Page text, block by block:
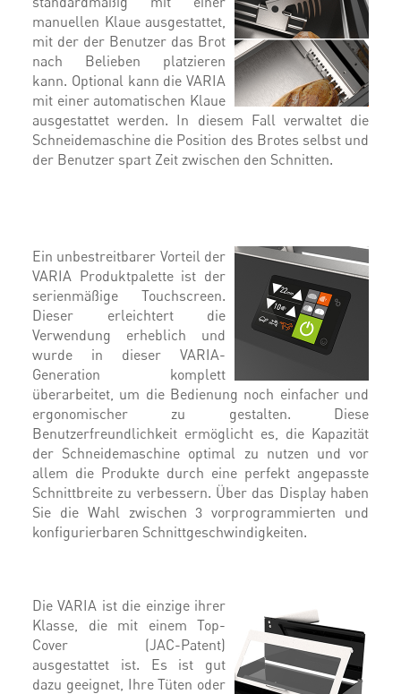
manuellen Klaue ausgestattet,
mit der der Benutzer das Brot
nach Belieben platzieren
kann. Optional kann die VARIA
mit einer automatischen Klaue
ausgestattet werden. In diesem Fall verwaltet die
Schneidemaschine die Position des Brotes selbst und
der Benutzer spart Zeit zwischen den Schnitten.
Ein unbestreitbarer Vorteil der
VARIA Produktpalette ist der
serienmäßige Touchscreen.
Dieser erleichtert die
Verwendung erheblich und
wurde in dieser VARIA-
Generation komplett
überarbeitet, um die Bedienung noch einfacher und
ergonomischer zu gestalten. Diese
Benutzerfreundlichkeit ermöglicht es, die Kapazität
der Schneidemaschine optimal zu nutzen und vor
allem die Produkte durch eine perfekt angepasste
Schnittbreite zu verbessern. Über das Display haben
Sie die Wahl zwischen 3 vorprogrammierten und
konfigurierbaren Schnittgeschwindigkeiten.
Die VARIA ist die einzige ihrer
Klasse, die mit einem Top-
Cover (JAC-Patent)
ausgestattet ist. Es ist gut
dazu geeignet, Ihre Tüten oder